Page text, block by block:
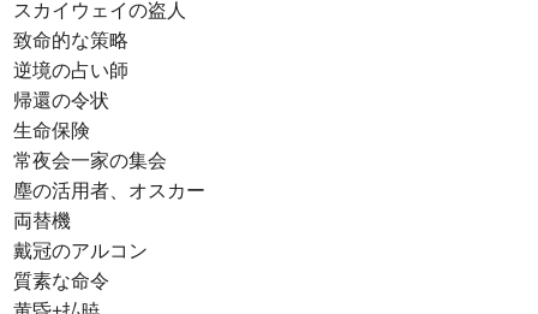
スカイウェイの盗人
致命的な策略
逆境の占い師
帰還の令状
生命保険
常夜会一家の集会
塵の活用者、オスカー
両替機
戴冠のアルコン
質素な命令